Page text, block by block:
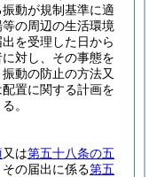
動が規制基準に適
の周辺の生活環境
を受理した日から
対し、その事態を
動の防止の方法又
置に関する計画を
。
又は第五十八条の五
の届出に係る第五